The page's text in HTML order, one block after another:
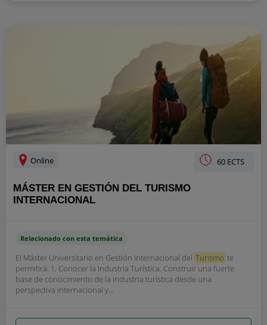
Online 60 ECTS
MÁSTER EN GESTIÓN DEL TURISMO
INTERNACIONAL
Relacionado con esta temática
El Máster Universitario en Gestión Internacional del Turismo te
permitirá: 1. Conocer la Industria Turística. Construir una fuerte
base de conocimiento de la industria turística desde una
perspectiva internacional y...